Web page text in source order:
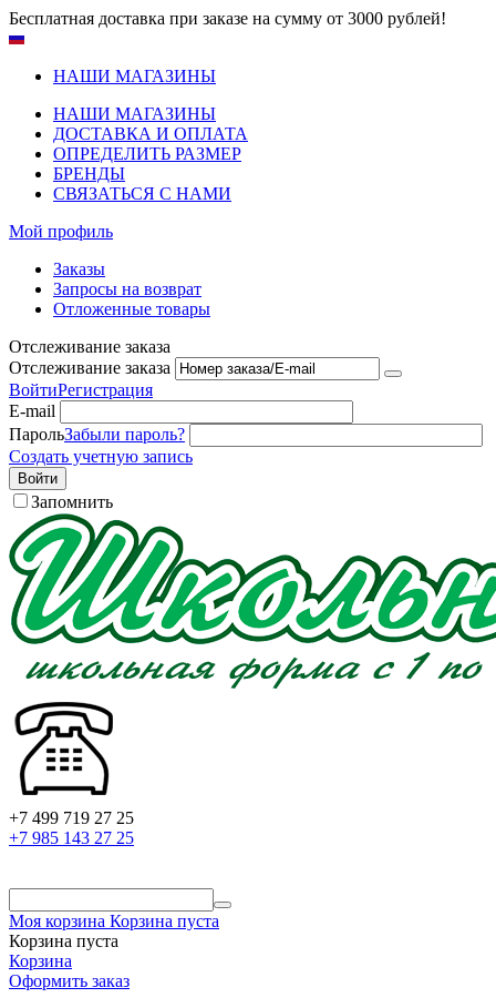
Бесплатная доставка при заказе на сумму от 3000 рублей!
НАШИ МАГАЗИНЫ
НАШИ МАГАЗИНЫ
ДОСТАВКА И ОПЛАТА
ОПРЕДЕЛИТЬ РАЗМЕР
БРЕНДЫ
СВЯЗАТЬСЯ С НАМИ
Мой профиль
Заказы
Запросы на возврат
Отложенные товары
Отслеживание заказа
Отслеживание заказа
ВойтиРегистрация
E-mail
ПарольЗабыли пароль?
Создать учетную запись
Войти
Запомнить
+7 499 719 27 25
+7 985 143 27 25
Моя корзина Корзина пуста
Корзина пуста
Корзина
Оформить заказ